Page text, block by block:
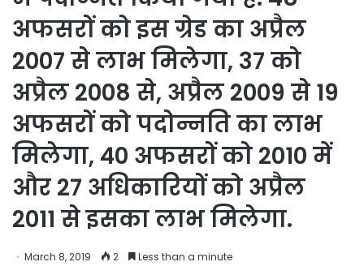
अफसरों को इस ग्रेड का अप्रैल
2007 से लाभ मिलेगा, 37 को
अप्रैल 2008 से, अप्रैल 2009 से 19
अफसरों को पदोन्नति का लाभ
मिलेगा, 40 अफसरों को 2010 में
और 27 अधिकारियों को अप्रैल
2011 से इसका लाभ मिलेगा.
March 8, 2019 2 Less than a minute